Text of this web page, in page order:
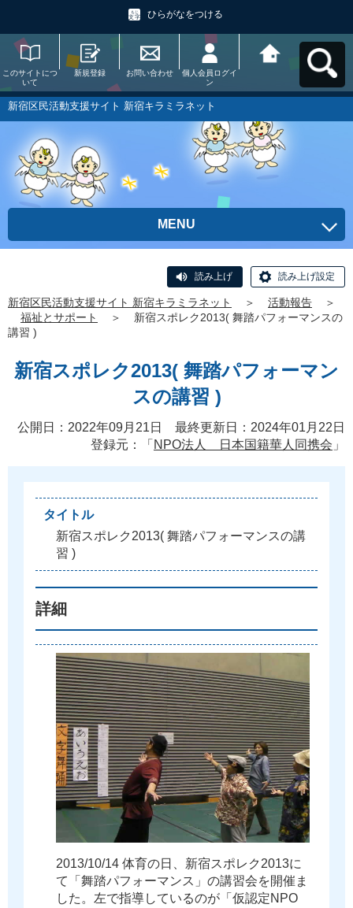
ひらがなをつける
このサイトにつ
いて
新規登録 お問い合わせ
個人会員ログイ
ン
ラミラネットへ
新宿区民活動支援サイト 新宿キラミラネット
MENU
読み上げ 読み上げ設定
新宿区民活動支援サイト 新宿キラミラネット ＞ 活動報告
＞
福祉とサポート
＞
新宿スポレク2013( 舞踏パフォーマンスの
講習 )
新宿スポレク2013( 舞踏パフォーマン
スの講習 )
公開日：2022年09月21日 最終更新日：2024年01月22日
登録元：「 NPO法人 日本国籍華人同携会 」
タイトル
新宿スポレ ク 2013( 舞踏パフ ォーマンスの講
習 )
詳細
2013/10/14 体育の日 新宿スポレ ク 2013に
て
「 舞踏パフ ォーマンス 」 の講習会を開催 ま
した 。 左で指導しているのが 「 仮認定N PO